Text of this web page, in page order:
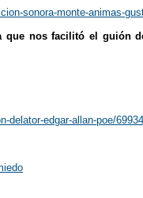
sonora-monte-animas-
que nos facilitó el guión
delator-edgar-allan-poe/